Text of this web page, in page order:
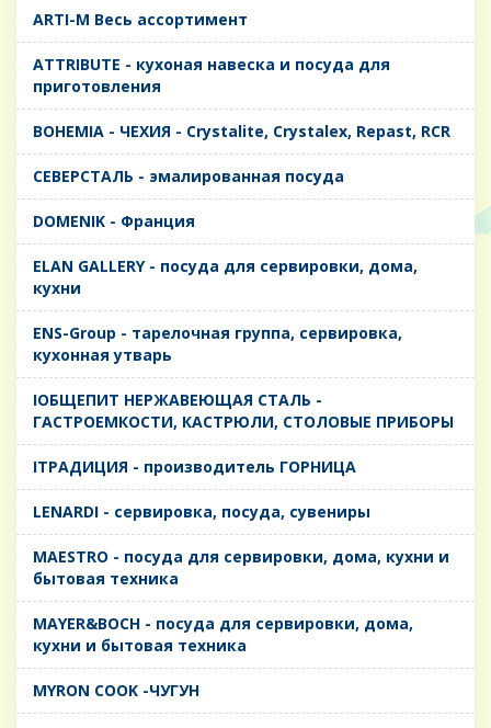
ARTI-M Весь ассортимент
ATTRIBUTE - кухоная навеска и посуда для
приготовления
BOHEMIA - ЧЕХИЯ - Crystalite, Crystalex, Repast, RCR
CЕВЕРСТАЛЬ - эмалированная посуда
DOMENIK - Франция
ELAN GALLERY - посуда для сервировки, дома,
кухни
ENS-Group - тарелочная группа, сервировка,
кухонная утварь
IОБЩЕПИТ НЕРЖАВЕЮЩАЯ СТАЛЬ -
ГАСТРОЕМКОСТИ, КАСТРЮЛИ, СТОЛОВЫЕ ПРИБОРЫ
IТРАДИЦИЯ - производитель ГОРНИЦА
LENARDI - сервировка, посуда, сувениры
MAESTRO - посуда для сервировки, дома, кухни и
бытовая техника
MAYER&BOCH - посуда для сервировки, дома,
кухни и бытовая техника
MYRON COOK -ЧУГУН